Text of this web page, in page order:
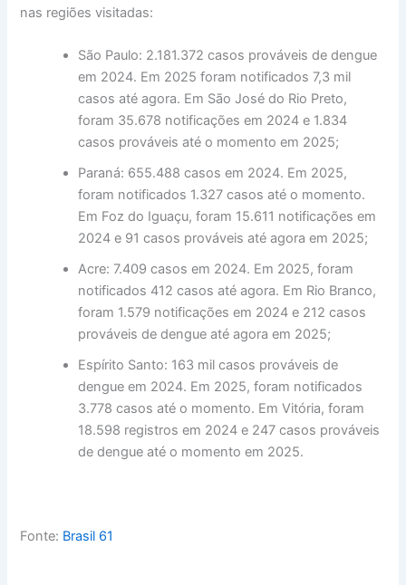
nas regiões visitadas:
São Paulo: 2.181.372 casos prováveis de dengue
em 2024. Em 2025 foram notificados 7,3 mil
casos até agora. Em São José do Rio Preto,
foram 35.678 notificações em 2024 e 1.834
casos prováveis até o momento em 2025;
Paraná: 655.488 casos em 2024. Em 2025,
foram notificados 1.327 casos até o momento.
Em Foz do Iguaçu, foram 15.611 notificações em
2024 e 91 casos prováveis até agora em 2025;
Acre: 7.409 casos em 2024. Em 2025, foram
notificados 412 casos até agora. Em Rio Branco,
foram 1.579 notificações em 2024 e 212 casos
prováveis de dengue até agora em 2025;
Espírito Santo: 163 mil casos prováveis de
dengue em 2024. Em 2025, foram notificados
3.778 casos até o momento. Em Vitória, foram
18.598 registros em 2024 e 247 casos prováveis
de dengue até o momento em 2025.
Fonte: Brasil 61